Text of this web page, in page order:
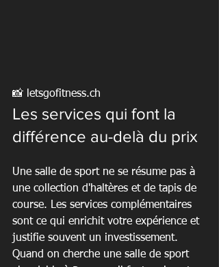
📸 letsgofitness.ch
Les services qui font la
différence au-delà du prix
Une salle de sport ne se résume pas à
une collection d'haltères et de tapis de
course. Les services complémentaires
sont ce qui enrichit votre expérience et
justifie souvent un investissement.
Quand on cherche une salle de sport